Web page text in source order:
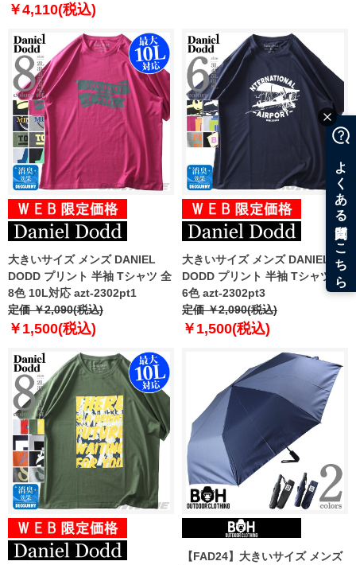
￥4,110(税込)
大きいサイズ メンズ DANIEL
DODD プリント 半袖 Tシャツ 全
8色 10L対応 azt-2302pt1
定価 ￥2,090(税込)
￥1,500(税込)
大きいサイズ メンズ DANIEL
DODD プリント 半袖 Tシャツ 全
6色 azt-2302pt3
定価 ￥2,090(税込)
￥1,500(税込)
【FAD24】大きいサイズ メンズ